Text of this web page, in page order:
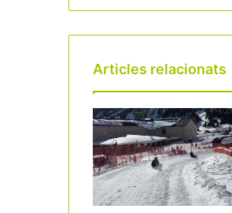
Articles relacionats